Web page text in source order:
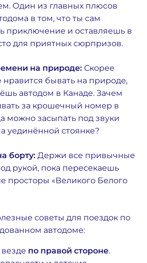
Один из главных плюсов
в том, что ты сам
приключение и оставляешь в
для приятных сюрпризов.
на природе: Скорее
нравится бывать на природе,
автодом в Канаде. Зачем
за крошечный номер в
можно засыпать под звуки
уединённой стоянке?
борту: Держи все привычные
рукой, пока пересекаешь
просторы «Великого Белого
советы для поездок по
автодоме:
по правой стороне.